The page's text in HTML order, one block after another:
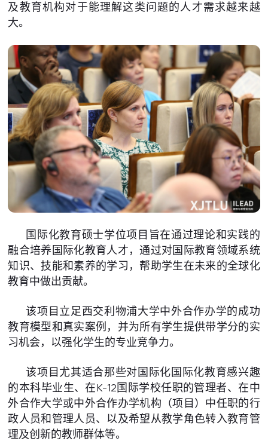
及教育机构对于能理解这类问题的人才需求越来越
大。
国际化教育硕士学位项目旨在通过理论和实践的
融合培养国际化教育人才，通过对国际教育领域系统
知识、技能和素养的学习，帮助学生在未来的全球化
教育中做出贡献。
该项目立足西交利物浦大学中外合作办学的成功
教育模型和真实案例，并为所有学生提供带学分的实
习机会，以强化学生的专业竞争力。
该项目尤其适合那些对国际化国际化教育感兴趣
的本科毕业生、在K-12国际学校任职的管理者、在中
外合作大学或中外合作办学机构（项目）中任职的行
政人员和管理人员、以及希望从教学角色转入教育管
理及创新的教师群体等。